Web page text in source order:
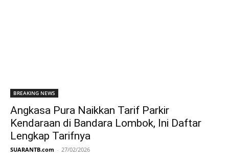
BREAKING NEWS
Angkasa Pura Naikkan Tarif Parkir
Kendaraan di Bandara Lombok, Ini Daftar
Lengkap Tarifnya
SUARANTB.com - 27/02/2026